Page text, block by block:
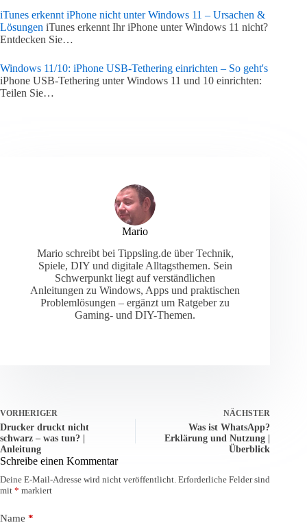
iTunes erkennt iPhone nicht unter Windows 11 – Ursachen &
Lösungen iTunes erkennt Ihr iPhone unter Windows 11 nicht?
Entdecken Sie…
Windows 11/10: iPhone USB-Tethering einrichten – So geht's
iPhone USB-Tethering unter Windows 11 und 10 einrichten:
Teilen Sie…
Mario
Mario schreibt bei Tippsling.de über Technik,
Spiele, DIY und digitale Alltagsthemen. Sein
Schwerpunkt liegt auf verständlichen
Anleitungen zu Windows, Apps und praktischen
Problemlösungen – ergänzt um Ratgeber zu
Gaming- und DIY-Themen.
VORHERIGER
Drucker druckt nicht
schwarz – was tun? |
Anleitung
NÄCHSTER
Was ist WhatsApp?
Erklärung und Nutzung |
Überblick
Schreibe einen Kommentar
Deine E-Mail-Adresse wird nicht veröffentlicht. Erforderliche Felder sind
mit * markiert
Name *